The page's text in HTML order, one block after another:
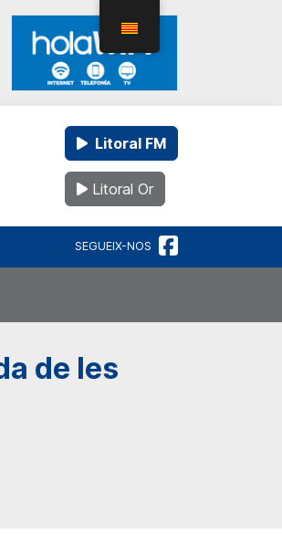
Litoral FM
Litoral Or
SEGUEIX-NOS
de les